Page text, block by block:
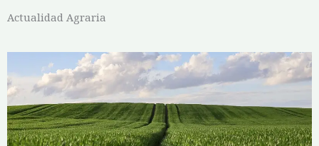
Actualidad Agraria
P
g
e
P
a
g
e
P
a
g
e
P
a
g
e
P
a
g
e